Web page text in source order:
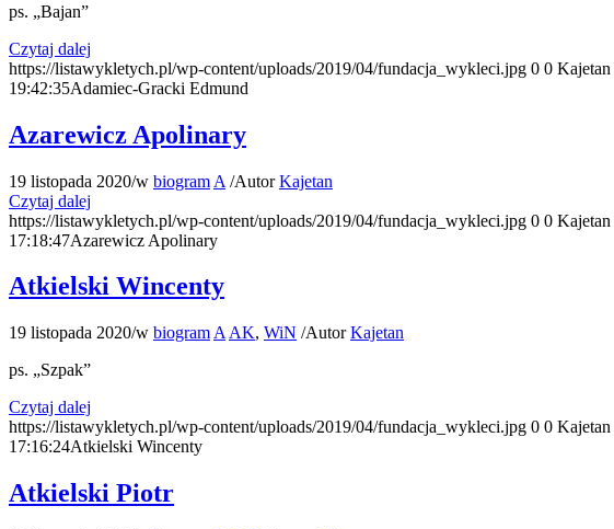
ps. „Bajan”
Czytaj dalej
https://listawykletych.pl/wp-content/uploads/2019/04/fundacja_wykleci.jpg 0 0 Kajetan
19:42:35Adamiec-Gracki Edmund
Azarewicz Apolinary
19 listopada 2020/w biogram A /AutorKajetan
Czytaj dalej
https://listawykletych.pl/wp-content/uploads/2019/04/fundacja_wykleci.jpg 0 0 Kajetan
17:18:47Azarewicz Apolinary
Atkielski Wincenty
19 listopada 2020/w biogram A AK, WiN /AutorKajetan
ps. „Szpak”
Czytaj dalej
https://listawykletych.pl/wp-content/uploads/2019/04/fundacja_wykleci.jpg 0 0 Kajetan
17:16:24Atkielski Wincenty
Atkielski Piotr